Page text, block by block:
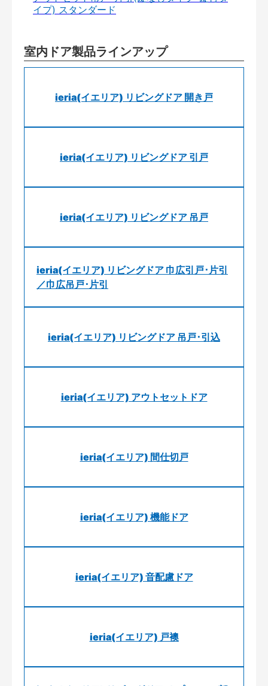
イプ) スタンダード
室内ドア製品ラインアップ
ieria(イエリア) リビングドア 開き戸
ieria(イエリア) リビングドア 引戸
ieria(イエリア) リビングドア 吊戸
ieria(イエリア) リビングドア 巾広引戸･片引
／巾広吊戸･片引
ieria(イエリア) リビングドア 吊戸･引込
ieria(イエリア) アウトセットドア
ieria(イエリア) 間仕切戸
ieria(イエリア) 機能ドア
ieria(イエリア) 音配慮ドア
ieria(イエリア) 戸襖